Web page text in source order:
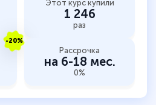
Этот курс купили
1 246
раз
-20%
Рассрочка
на 6-18 мес.
0%